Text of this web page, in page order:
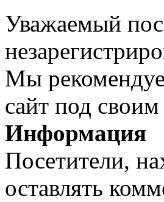
Уважаемый
Мы
сайт под
Информация
Посетители,
оставлять